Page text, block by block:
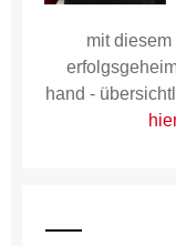
mit
hand -